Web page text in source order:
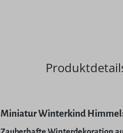
Miniatur Winterkind